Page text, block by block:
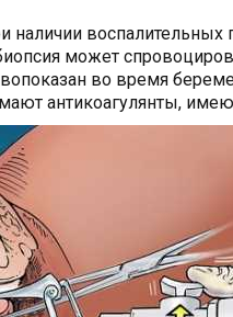
наличии воспалительных
может
во время
антикоагулянты,